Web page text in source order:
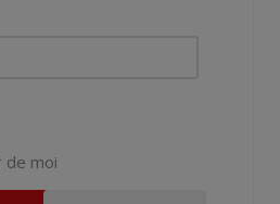
de moi